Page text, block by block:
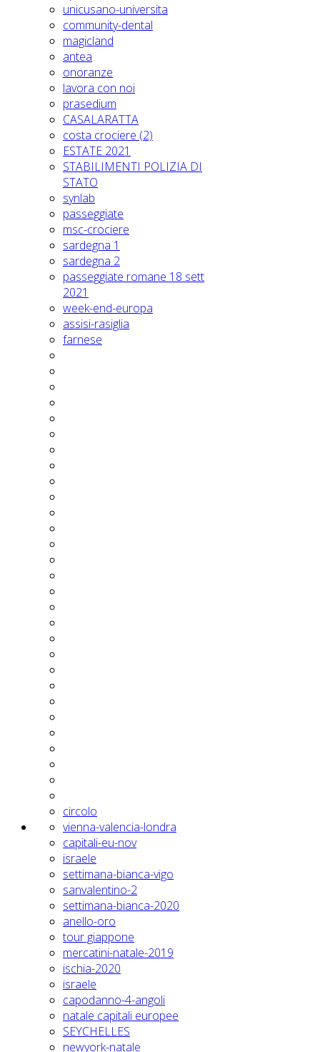
unicusano-universita
community-dental
magicland
antea
onoranze
lavora con noi
prasedium
CASALARATTA
costa crociere (2)
ESTATE 2021
STABILIMENTI POLIZIA DI
STATO
synlab
passeggiate
msc-crociere
sardegna 1
sardegna 2
passeggiate romane 18 sett
2021
week-end-europa
assisi-rasiglia
farnese
circolo
vienna-valencia-londra
capitali-eu-nov
israele
settimana-bianca-vigo
sanvalentino-2
settimana-bianca-2020
anello-oro
tour giappone
mercatini-natale-2019
ischia-2020
israele
capodanno-4-angoli
natale capitali europee
SEYCHELLES
newyork-natale